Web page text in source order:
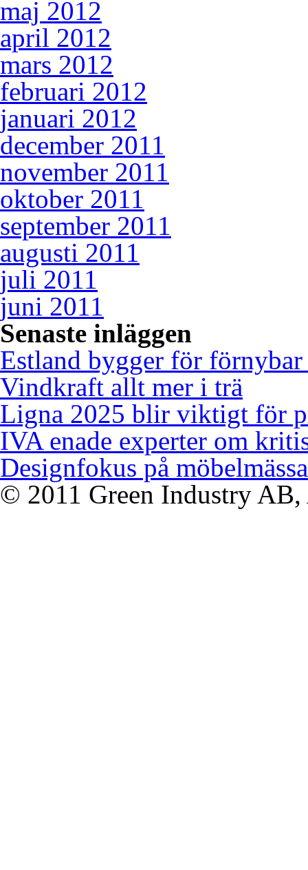
maj 2012
april 2012
mars 2012
februari 2012
januari 2012
december 2011
november 2011
oktober 2011
september 2011
augusti 2011
juli 2011
juni 2011
Senaste inläggen
Estland bygger för förnybar
Vindkraft allt mer i trä
Ligna 2025 blir viktigt för
IVA enade experter om
Designfokus på möbelmässa
© 2011 Green Industry